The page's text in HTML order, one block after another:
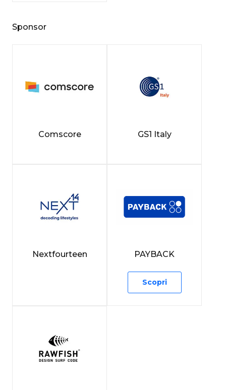
Sponsor
Comscore GS1 Italy
Nextfourteen PAYBACK
Scopri